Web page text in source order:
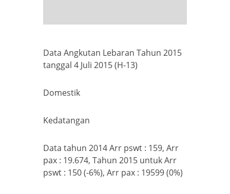
Data Angkutan Lebaran Tahun 2015
tanggal 4 Juli 2015 (H-13)
Domestik
Kedatangan
Data tahun 2014 Arr pswt : 159, Arr
pax : 19.674, Tahun 2015 untuk Arr
pswt : 150 (-6%), Arr pax : 19599 (0%)